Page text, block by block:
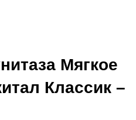
Мягкое
Классик –